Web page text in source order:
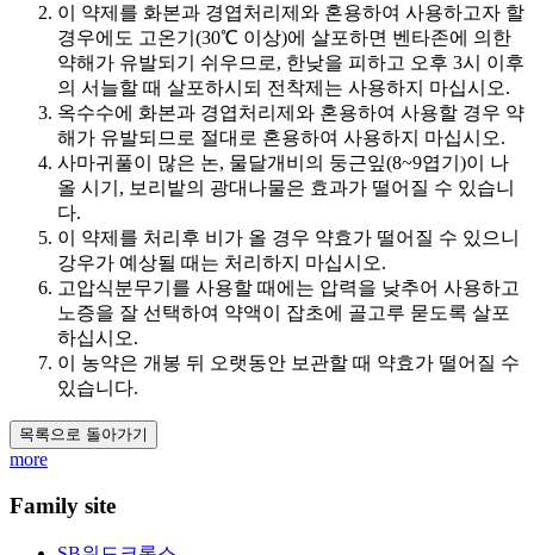
이 약제를 화본과 경엽처리제와 혼용하여 사용하고자 할
경우에도 고온기(30℃ 이상)에 살포하면 벤타존에 의한
약해가 유발되기 쉬우므로, 한낮을 피하고 오후 3시 이후
의 서늘할 때 살포하시되 전착제는 사용하지 마십시오.
옥수수에 화본과 경엽처리제와 혼용하여 사용할 경우 약
해가 유발되므로 절대로 혼용하여 사용하지 마십시오.
사마귀풀이 많은 논, 물달개비의 둥근잎(8~9엽기)이 나
올 시기, 보리밭의 광대나물은 효과가 떨어질 수 있습니
다.
이 약제를 처리후 비가 올 경우 약효가 떨어질 수 있으니
강우가 예상될 때는 처리하지 마십시오.
고압식분무기를 사용할 때에는 압력을 낮추어 사용하고
노증을 잘 선택하여 약액이 잡초에 골고루 묻도록 살포
하십시오​.
이 농약은 개봉 뒤 오랫동안 보관할 때 약효가 떨어질 수
있습니다.
목록으로 돌아가기
more
Family site